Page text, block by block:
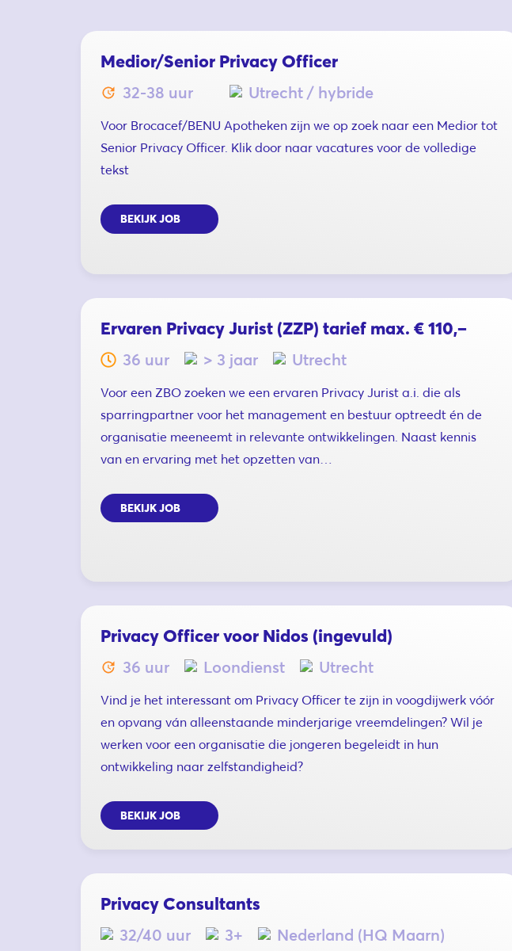
Medior/Senior Privacy Officer
32-38 uur Utrecht / hybride
Voor Brocacef/BENU Apotheken zijn we op zoek naar een Medior tot
Senior Privacy Officer. Klik door naar vacatures voor de volledige
tekst
BEKIJK JOB
Ervaren Privacy Jurist (ZZP) tarief max. € 110,–
36 uur > 3 jaar Utrecht
Voor een ZBO zoeken we een ervaren Privacy Jurist a.i. die als
sparringpartner voor het management en bestuur optreedt én de
organisatie meeneemt in relevante ontwikkelingen. Naast kennis
van en ervaring met het opzetten van…
BEKIJK JOB
Privacy Officer voor Nidos (ingevuld)
36 uur Loondienst Utrecht
Vind je het interessant om Privacy Officer te zijn in voogdijwerk vóór
en opvang ván alleenstaande minderjarige vreemdelingen? Wil je
werken voor een organisatie die jongeren begeleidt in hun
ontwikkeling naar zelfstandigheid?
BEKIJK JOB
Privacy Consultants
32/40 uur 3+ Nederland (HQ Maarn)